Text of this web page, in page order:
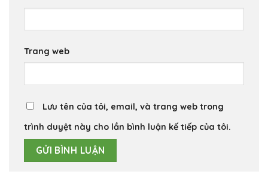
Trang web
Lưu tên của tôi, email, và trang web trong
trình duyệt này cho lần bình luận kế tiếp của tôi.